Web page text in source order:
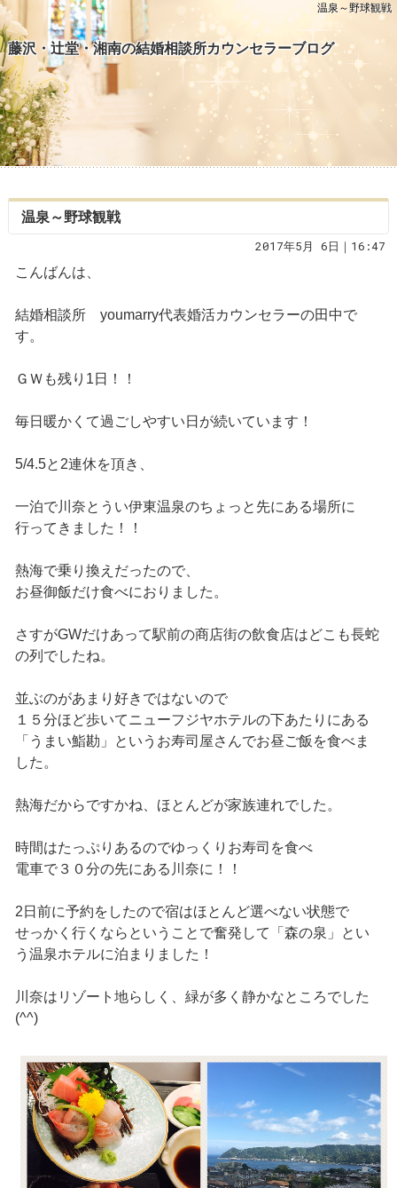
温泉～野球観戦
藤沢・辻堂・湘南の結婚相談所カウンセラーブログ
温泉～野球観戦
2017年5月 6日｜16:47
こんばんは、
結婚相談所 youmarry代表婚活カウンセラーの田中で
す。
ＧＷも残り1日！！
毎日暖かくて過ごしやすい日が続いています！
5/4.5と2連休を頂き、
一泊で川奈とうい伊東温泉のちょっと先にある場所に
行ってきました！！
熱海で乗り換えだったので、
お昼御飯だけ食べにおりました。
さすがGWだけあって駅前の商店街の飲食店はどこも長蛇
の列でしたね。
並ぶのがあまり好きではないので
１５分ほど歩いてニューフジヤホテルの下あたりにある
「うまい鮨勘」というお寿司屋さんでお昼ご飯を食べま
した。
熱海だからですかね、ほとんどが家族連れでした。
時間はたっぷりあるのでゆっくりお寿司を食べ
電車で３０分の先にある川奈に！！
2日前に予約をしたので宿はほとんど選べない状態で
せっかく行くならということで奮発して「森の泉」とい
う温泉ホテルに泊まりました！
川奈はリゾート地らしく、緑が多く静かなところでした
(^^)